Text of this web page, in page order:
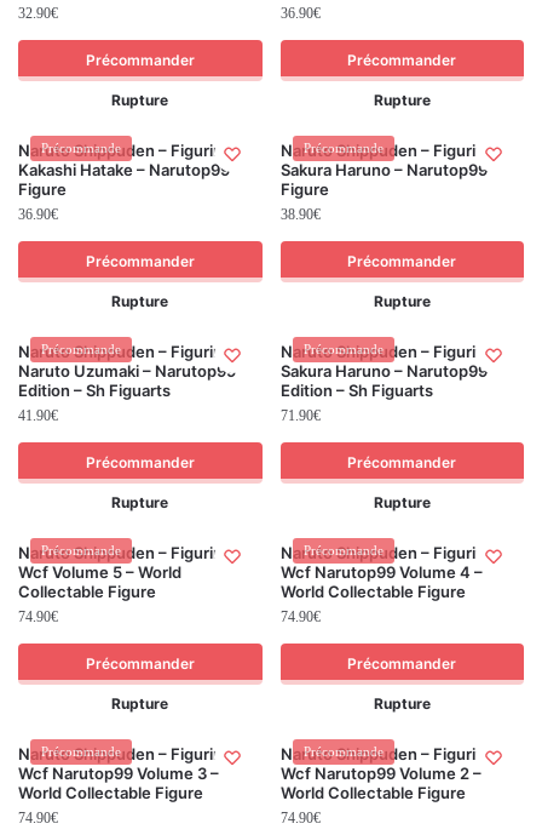
32.90€
Précommander
36.90€
Précommander
Précommande
Rupture
Naruto Shippuden – Figurine
Kakashi Hatake – Narutop99
Figure
36.90€
Précommander
Précommande
Rupture
Naruto Shippuden – Figurine
Sakura Haruno – Narutop99
Figure
38.90€
Précommander
Précommande
Rupture
Naruto Shippuden – Figurine
Naruto Uzumaki – Narutop99
Edition – Sh Figuarts
41.90€
Précommander
Précommande
Rupture
Naruto Shippuden – Figurine
Sakura Haruno – Narutop99
Edition – Sh Figuarts
71.90€
Précommander
Précommande
Rupture
Naruto Shippuden – Figurines
Wcf Volume 5 – World
Collectable Figure
74.90€
Précommander
Précommande
Rupture
Naruto Shippuden – Figurines
Wcf Narutop99 Volume 4 –
World Collectable Figure
74.90€
Précommander
Précommande
Rupture
Naruto Shippuden – Figurines
Wcf Narutop99 Volume 3 –
World Collectable Figure
74.90€
Précommande
Rupture
Naruto Shippuden – Figurines
Wcf Narutop99 Volume 2 –
World Collectable Figure
74.90€